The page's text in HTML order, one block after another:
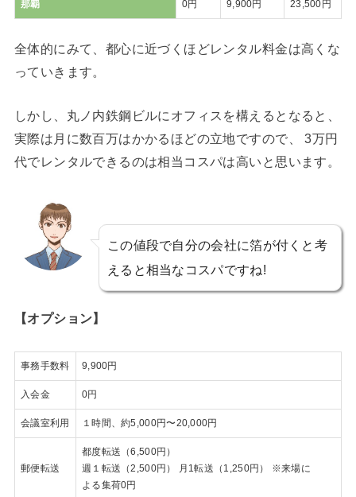
那覇 0円 9,900円 23,500円
全体的にみて、都心に近づくほどレンタル料金は高くな
っていきます。
しかし、丸ノ内鉄鋼ビルにオフィスを構えるとなると、
実際は月に数百万はかかるほどの立地ですので、 3万円
代でレンタルできるのは相当コスパは高いと思います。
この値段で自分の会社に箔が付くと考
えると相当なコスパですね!
【オプション】
事務手数料 9,900円
入会金 0円
会議室利用 １時間、約5,000円〜20,000円
郵便転送
都度転送（6,500円）
週１転送（2,500円） 月 1転送（ 1,250円） ※来場に
よる集荷0円